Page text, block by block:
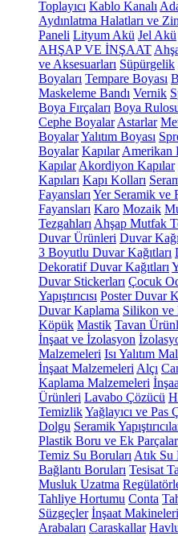
Toplayıcı Kablo Kanalı
Aydınlatma Halatları ve
Paneli Lityum Akü Jel Akü
AHŞAP VE İNŞAAT
ve Aksesuarları Süpürgelik
Boyaları Tempare Boyası
Maskeleme Bandı Vernik
Boya Fırçaları Boya
Cephe Boyalar Astarlar
BoyalarYalıtım Boyası
Boyalar Kapılar Amerikan
Kapılar Akordiyon Kapılar
Kapıları Kapı Kolları
Fayansları Yer Seramik ve
Fayansları Karo Mozaik
Tezgahları Ahşap Mutfak
Duvar Ürünleri Duvar
3 Boyutlu Duvar Kağıtları
Dekoratif Duvar Kağıtları
Duvar Stickerları Çocuk
Yapıştırıcısı Poster Duvar
Duvar Kaplama Silikon ve
Köpük Mastik Tavan
İnşaat ve İzolasyon
Malzemeleri Isı Yalıtım
İnşaat Malzemeleri Alçı
Kaplama Malzemeleri
Ürünleri Lavabo Çözücü
TemizlikYağlayıcı ve Pas
Dolgu Seramik
Plastik Boru ve Ek Parçalar
Temiz Su Boruları Atık Su
Bağlantı Boruları Tesisat
Musluk Uzatma
Tahliye Hortumu Conta
Süzgeçler İnşaat Makineleri
Arabaları Caraskallar